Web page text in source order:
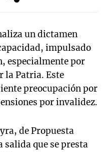
un dictamen
impulsado
especialmente por
la Patria. Este
preocupación por
por invalidez.
de Propuesta
salida que se presta